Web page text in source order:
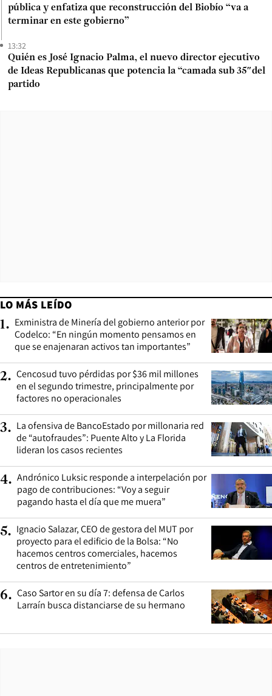
pública y enfatiza que reconstrucción del Biobío “va a
terminar en este gobierno”
13:32
Quién es José Ignacio Palma, el nuevo director ejecutivo
de Ideas Republicanas que potencia la “camada sub 35″del
partido
LO MÁS LEÍDO
1. Exministra de Minería del gobierno anterior por
Codelco: “En ningún momento pensamos en
que se enajenaran activos tan importantes”
2. Cencosud tuvo pérdidas por $36 mil millones
en el segundo trimestre, principalmente por
factores no operacionales
3. La ofensiva de BancoEstado por millonaria red
de “autofraudes”: Puente Alto y La Florida
lideran los casos recientes
4. Andrónico Luksic responde a interpelación por
pago de contribuciones: “Voy a seguir
pagando hasta el día que me muera”
5. Ignacio Salazar, CEO de gestora del MUT por
proyecto para el edificio de la Bolsa: “No
hacemos centros comerciales, hacemos
centros de entretenimiento”
6. Caso Sartor en su día 7: defensa de Carlos
Larraín busca distanciarse de su hermano